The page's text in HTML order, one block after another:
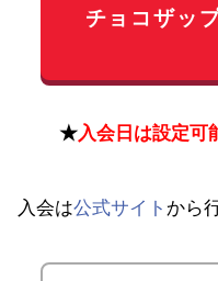
チョコザッ
★入会日は設定可
入会は公式サイト から